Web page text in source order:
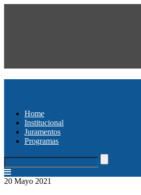
Home
Institucional
Juramentos
Programas
20 Mayo 2021